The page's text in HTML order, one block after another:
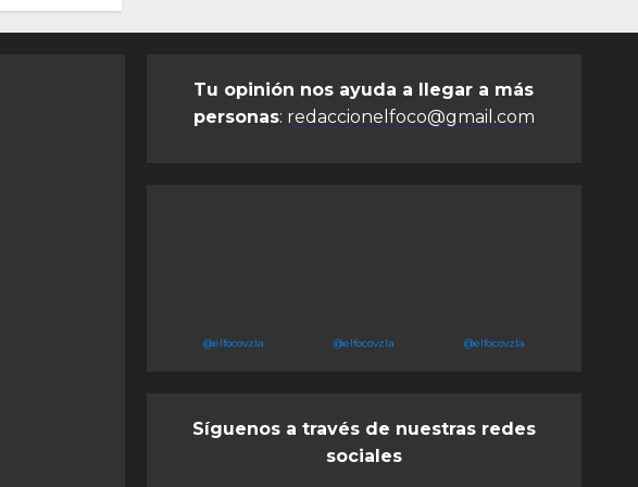
Tu opinión nos ayuda a llegar a más
personas: redaccionelfoco@gmail.com
@elfocovzla @elfocovzla @elfocovzla
Síguenos a través de nuestras redes
sociales